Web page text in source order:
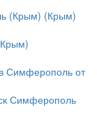
(Крым) (Крым)
Симферополь от
Симферополь